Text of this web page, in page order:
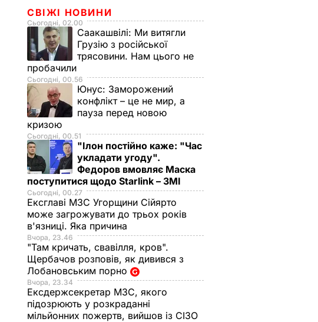
СВІЖІ НОВИНИ
Сьогодні, 02.00
Саакашвілі: Ми витягли
Грузію з російської
трясовини. Нам цього не
пробачили
Сьогодні, 00.56
Юнус: Заморожений
конфлікт – це не мир, а
пауза перед новою
кризою
Сьогодні, 00.51
"Ілон постійно каже: "Час
укладати угоду".
Федоров вмовляє Маска
поступитися щодо Starlink – ЗМІ
Сьогодні, 00.27
Ексглаві МЗС Угорщини Сійярто
може загрожувати до трьох років
в'язниці. Яка причина
Вчора, 23.46
"Там кричать, свавілля, кров".
Щербачов розповів, як дивився з
Лобановським порно
Вчора, 23.34
Ексдержсекретар МЗС, якого
підозрюють у розкраданні
мільйонних пожертв, вийшов із СІЗО